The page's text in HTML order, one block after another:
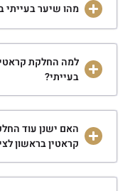
מהו שיער בעייתי
למה החלקת
בעייתי?
האם ישנן עוד
קראטין בראשון